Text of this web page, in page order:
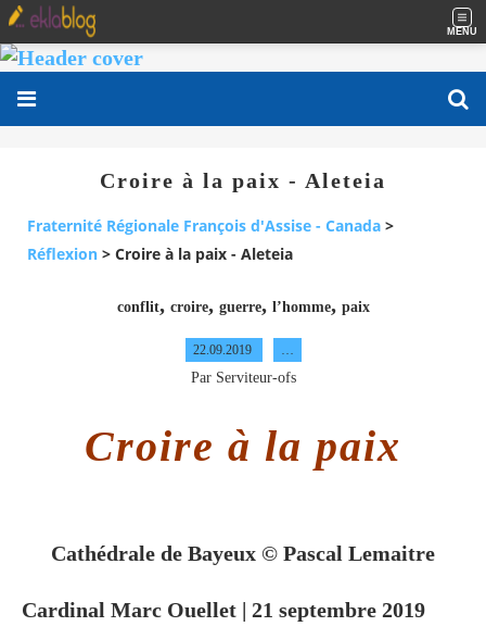
MENU
Croire à la paix - Aleteia
Fraternité Régionale François d'Assise - Canada >
Réflexion > Croire à la paix - Aleteia
conflit, croire, guerre, l’homme, paix
22.09.2019
Par Serviteur-ofs
Croire à la paix
Cathédrale de Bayeux © Pascal Lemaitre
Cardinal Marc Ouellet | 21 septembre 2019